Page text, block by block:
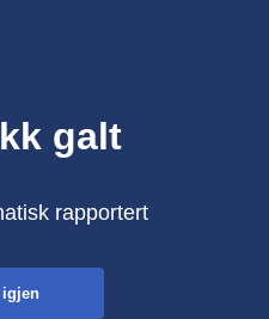
galt
rapportert
igjen